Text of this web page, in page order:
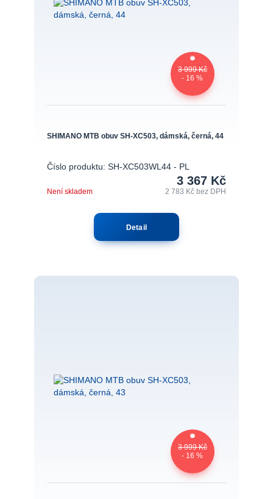
3 999 Kč
- 16 %
SHIMANO MTB obuv SH-XC503, dámská, černá, 44
Číslo produktu: SH-XC503WL44 - PL
3 367 Kč
2 783 Kč bez DPH
Není skladem
Detail
3 999 Kč
- 16 %